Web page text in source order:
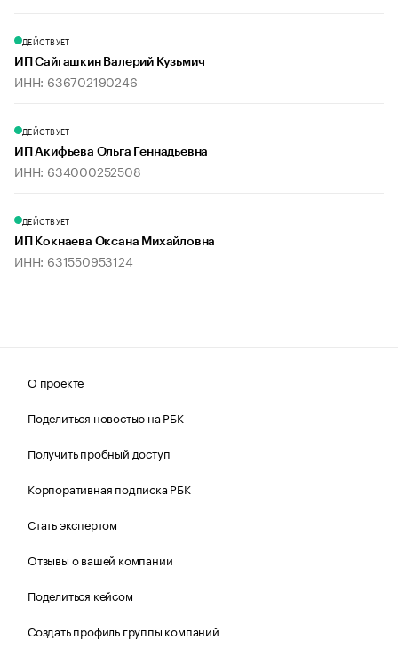
ДЕЙСТВУЕТ
ИП Сайгашкин Валерий Кузьмич
ИНН: 636702190246
ДЕЙСТВУЕТ
ИП Акифьева Ольга Геннадьевна
ИНН: 634000252508
ДЕЙСТВУЕТ
ИП Кокнаева Оксана Михайловна
ИНН: 631550953124
О проекте
Поделиться новостью на РБК
Получить пробный доступ
Корпоративная подписка РБК
Стать экспертом
Отзывы о вашей компании
Поделиться кейсом
Создать профиль группы компаний